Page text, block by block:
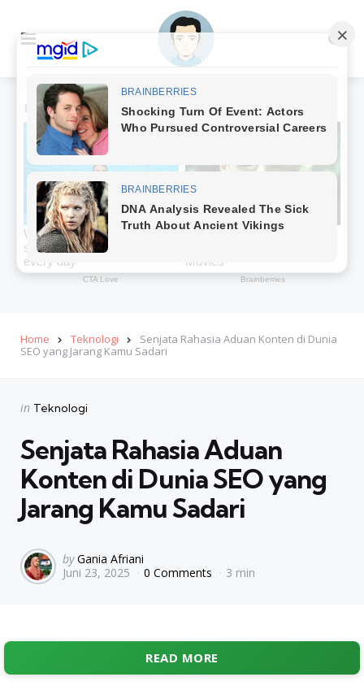
Menu
Home Teknologi
Senjata Rahasia Aduan Konten di Dunia
SEO yang Jarang Kamu Sadari
Categories
Posted
in Teknologi
Senjata Rahasia Aduan
Konten di Dunia SEO yang
Jarang Kamu Sadari
Posted
by
by Gania Afriani
Juni 23, 2025
0 Comments 3 min
READ MORE